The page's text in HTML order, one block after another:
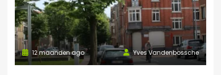
Yves Vandenbossche
12 maanden ago